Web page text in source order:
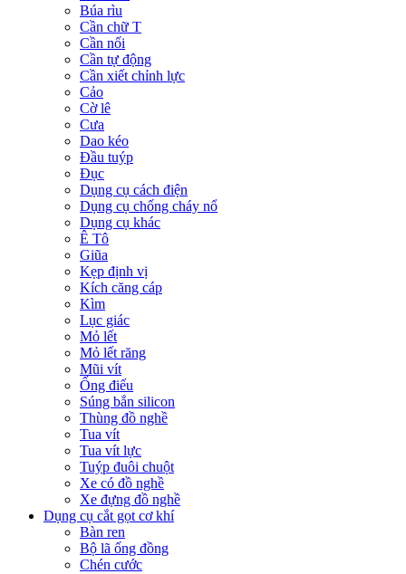
Búa rìu
Cần chữ T
Cần nối
Cần tự động
Cần xiết chỉnh lực
Cảo
Cờ lê
Cưa
Dao kéo
Đầu tuýp
Đục
Dụng cụ cách điện
Dụng cụ chống cháy nổ
Dụng cụ khác
Ê Tô
Giũa
Kẹp định vị
Kích căng cáp
Kìm
Lục giác
Mỏ lết
Mỏ lết răng
Mũi vít
Ống điếu
Súng bắn silicon
Thùng đồ nghề
Tua vít
Tua vít lực
Tuýp đuôi chuột
Xe có đồ nghề
Xe đựng đồ nghề
Dụng cụ cắt gọt cơ khí
Bàn ren
Bộ lã ống đồng
Chén cước